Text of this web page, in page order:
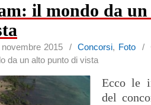
il mondo da
2015 /Concorsi, Foto/
da un alto punto di vista
Ecco le
del